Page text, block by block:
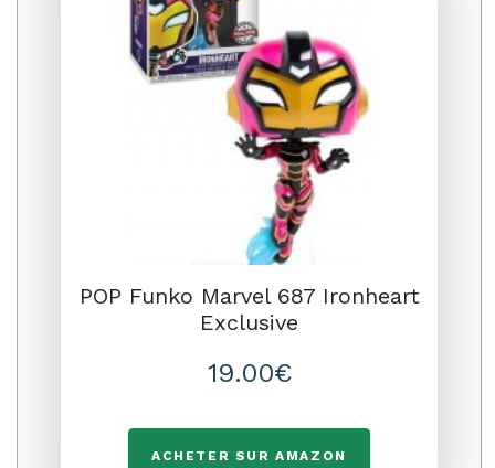
POP Funko Marvel 687 Ironheart
Exclusive
19.00€
ACHETER SUR AMAZON